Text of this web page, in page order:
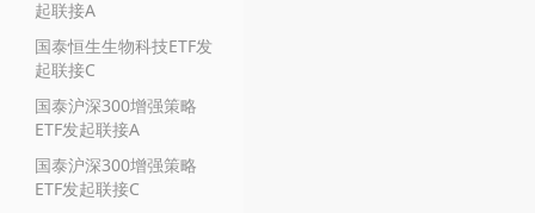
起联接A
国泰恒生生物科技ETF发
起联接C
国泰沪深300增强策略
ETF发起联接A
国泰沪深300增强策略
ETF发起联接C